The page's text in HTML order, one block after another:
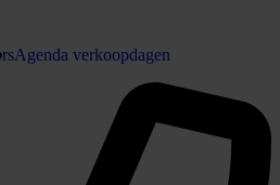
Agenda verkoopdagen